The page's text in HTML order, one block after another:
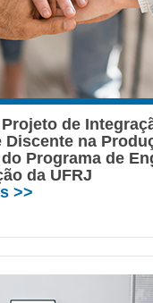
Projeto de
Discente na
Programa de
da UFRJ
>>